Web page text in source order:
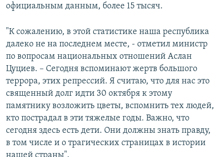
официальным данным, более 15 тысяч.
"К сожалению, в этой статистике наша республика
далеко не на последнем месте, - отметил министр
по вопросам национальных отношений Аслан
Цуциев. – Сегодня вспоминают жертв большого
террора, этих репрессий. Я считаю, что для нас это
священный долг идти 30 октября к этому
памятнику возложить цветы, вспомнить тех людей,
кто пострадал в эти тяжелые годы. Важно, что
сегодня здесь есть дети. Они должны знать правду,
в том числе и о трагических страницах в истории